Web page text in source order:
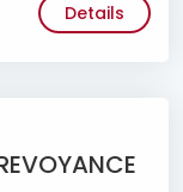
Details